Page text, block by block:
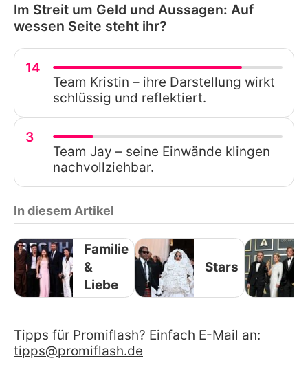
Im Streit um Geld und Aussagen: Auf
wessen Seite steht ihr?
14
Team Kristin – ihre Darstellung wirkt
schlüssig und reflektiert.
3
Team Jay – seine Einwände klingen
nachvollziehbar.
In diesem Artikel
Familie
&
Liebe
Stars
Tipps für Promiflash? Einfach E-Mail an:
tipps@promiflash.de